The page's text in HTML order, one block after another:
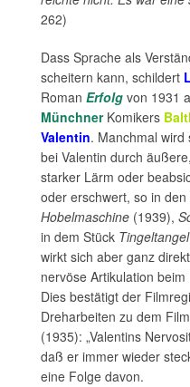
262)
Dass Sprache als
scheitern kann, schildert
Roman Erfolg von 1931
MünchnerKomikers
Valentin. Manchmal wird
bei Valentin durch
starker Lärm oder
oder erschwert, so in den
Hobelmaschine (1939),
in dem Stück Tingeltangel
wirkt sich aber ganz
nervöse Artikulation
Dies bestätigt der
Dreharbeiten zu dem Film
(1935): „Valentins
daß er immer wieder
eine Folge davon.